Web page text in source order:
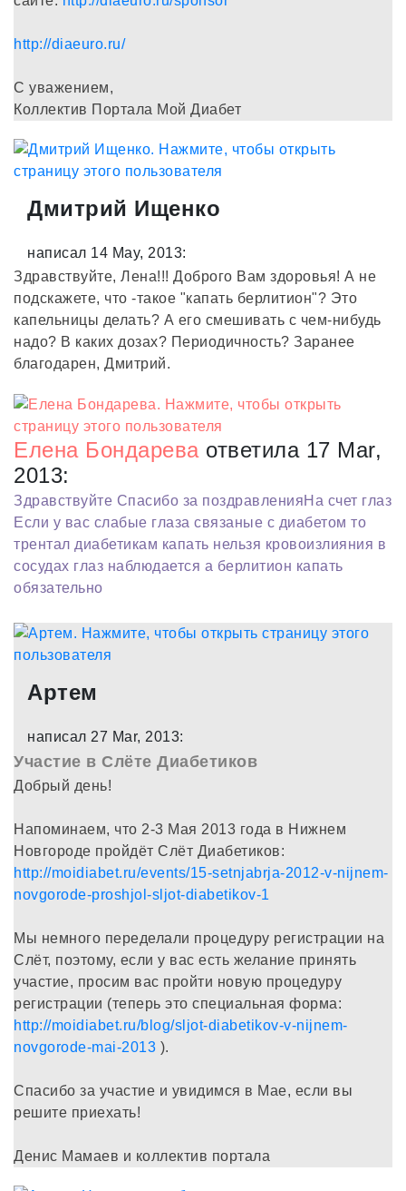
http://diaeuro.ru/
С уважением,
Коллектив Портала Мой Диабет
Дмитрий Ищенко
написал 14 May, 2013:
Здравствуйте, Лена!!! Доброго Вам здоровья! А не
подскажете, что -такое "капать берлитион"? Это
капельницы делать? А его смешивать с чем-нибудь
надо? В каких дозах? Периодичность? Заранее
благодарен, Дмитрий.
Елена Бондареваответила 17 Mar,
2013:
Здравствуйте Спасибо за поздравленияНа счет глаз
Если у вас слабые глаза связаные с диабетом то
трентал диабетикам капать нельзя кровоизлияния в
сосудах глаз наблюдается а берлитион капать
обязательно
Артем
написал 27 Mar, 2013:
Участие в Слёте Диабетиков
Добрый день!
Напоминаем, что 2-3 Мая 2013 года в Нижнем
Новгороде пройдёт Слёт Диабетиков:
http://moidiabet.ru/events/15-setnjabrja-2012-v-nijnem-
novgorode-proshjol-sljot-diabetikov-1
Мы немного переделали процедуру регистрации на
Слёт, поэтому, если у вас есть желание принять
участие, просим вас пройти новую процедуру
регистрации (теперь это специальная форма:
http://moidiabet.ru/blog/sljot-diabetikov-v-nijnem-
novgorode-mai-2013 ).
Спасибо за участие и увидимся в Мае, если вы
решите приехать!
Денис Мамаев и коллектив портала